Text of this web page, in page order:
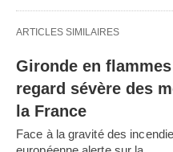
ARTICLES SIMILAIRES
Gironde en
regard sévère des
la France
Face à la gravité des